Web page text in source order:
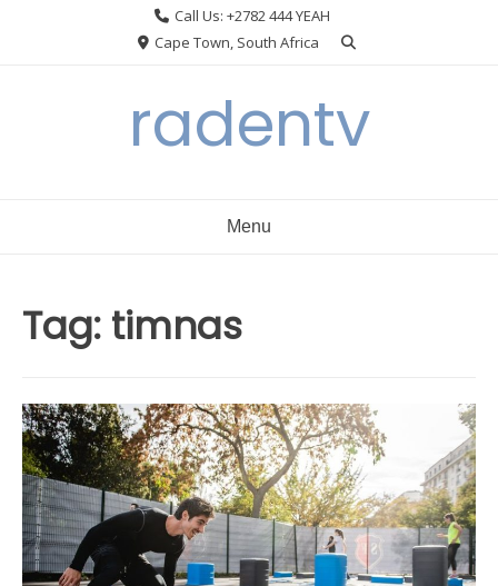
Call Us: +2782 444 YEAH
Cape Town, South Africa
radentv
Menu
Tag: timnas